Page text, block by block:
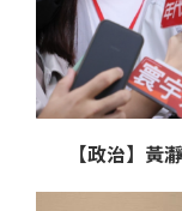
【政治】